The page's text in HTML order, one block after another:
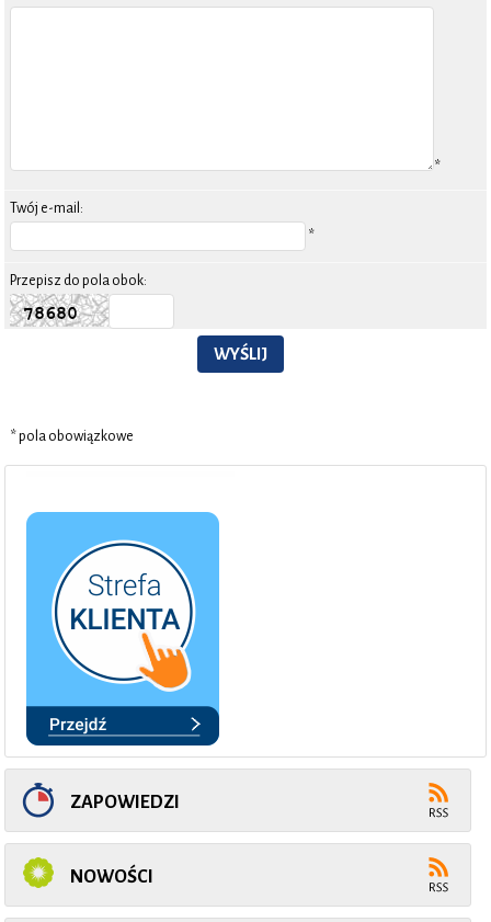
*
Twój e-mail:
*
Przepisz do pola obok:
WYŚLIJ
* pola obowiązkowe
ZAPOWIEDZI
NOWOŚCI